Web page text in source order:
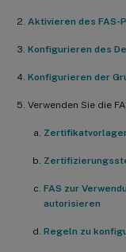
Aktivieren des FAS-
Konfigurieren des
Konfigurieren der
Verwenden Sie die
FAS zur
autorisieren
Regeln zu